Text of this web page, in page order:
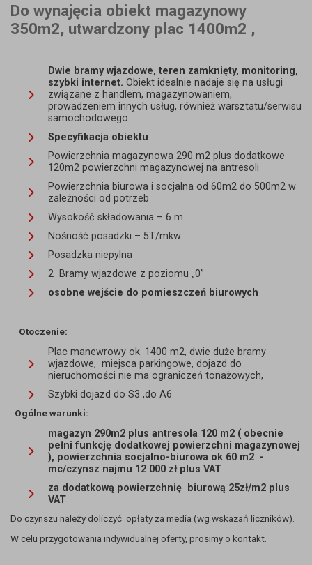
Do wynajęcia obiekt magazynowy
350m2, utwardzony plac 1400m2 ,
Dwie bramy wjazdowe, teren zamknięty, monitoring,
szybki internet. Obiekt idealnie nadaje się na usługi
związane z handlem, magazynowaniem,
prowadzeniem innych usług, również warsztatu/serwisu
samochodowego.
Specyfikacja obiektu
Powierzchnia magazynowa 290 m2 plus dodatkowe
120m2 powierzchni magazynowej na antresoli
Powierzchnia biurowa i socjalna od 60m2 do 500m2 w
zależności od potrzeb
Wysokość składowania – 6 m
Nośność posadzki – 5T/mkw.
Posadzka niepylna
2 Bramy wjazdowe z poziomu „0”
osobne wejście do pomieszczeń biurowych
Otoczenie:
Plac manewrowy ok. 1400 m2, dwie duże bramy
wjazdowe, miejsca parkingowe, dojazd do
nieruchomości nie ma ograniczeń tonażowych,
Szybki dojazd do S3 ,do A6
Ogólne warunki:
magazyn 290m2 plus antresola 120 m2 ( obecnie
pełni funkcję dodatkowej powierzchni magazynowej
), powierzchnia socjalno-biurowa ok 60 m2 -
mc/czynsz najmu 12 000 zł plus VAT
za dodatkową powierzchnię biurową 25zł/m2 plus
VAT
Do czynszu należy doliczyć opłaty za media (wg wskazań liczników).
W celu przygotowania indywidualnej oferty, prosimy o kontakt.